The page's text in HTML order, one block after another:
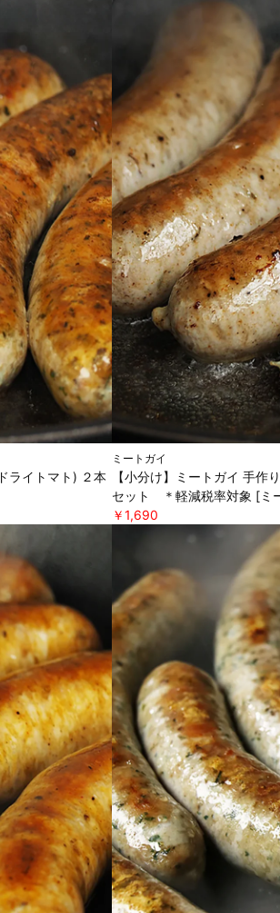
ライトマト) ２本
ミートガイ
【小分け】ミートガイ 手作
セット ＊軽減税率対象 [ミ
￥1,690